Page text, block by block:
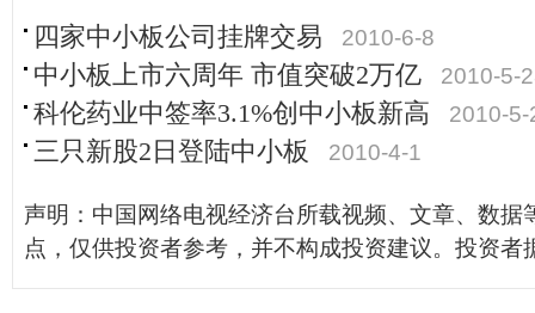
四家中小板公司挂牌交易 2010-6-8
中小板上市六周年 市值突破2万亿 2010-5-
科伦药业中签率3.1%创中小板新高 2010-5-
三只新股2日登陆中小板 2010-4-1
声明：中国网络电视经济台所载视频、文章、数据
点，仅供投资者参考，并不构成投资建议。投资者